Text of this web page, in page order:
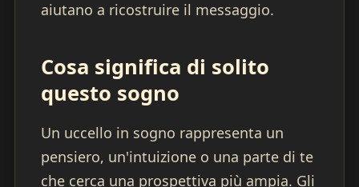
aiutano a ricostruire il messaggio.
Cosa significa di solito
questo sogno
Un uccello in sogno rappresenta un
pensiero, un'intuizione o una parte di te
che cerca una prospettiva più ampia. Gli